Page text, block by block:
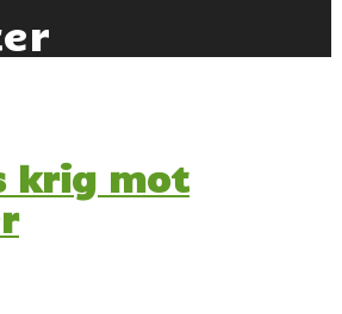
krig mot